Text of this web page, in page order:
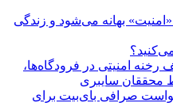
بهانه می‌شود و زندگی
امنیتی در فرودگاه‌ها،
محققان سایبری
صرافی بای‌بیت برای